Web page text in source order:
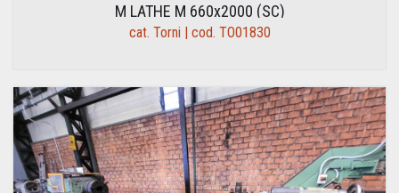
M LATHE M 660x2000 (SC)
cat. Torni | cod. TO01830